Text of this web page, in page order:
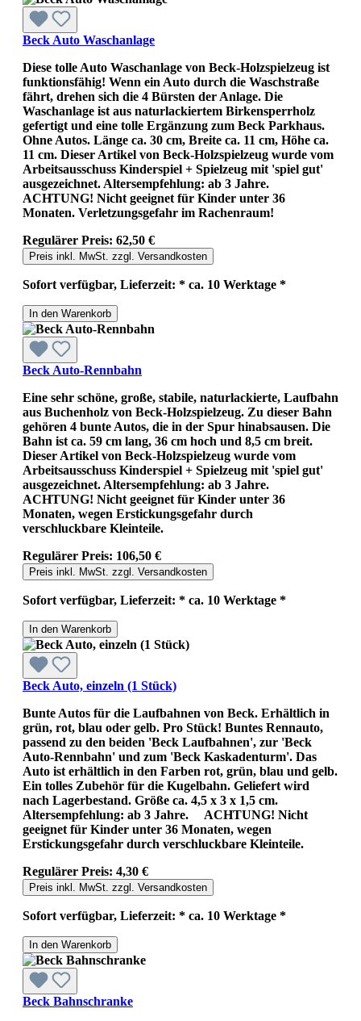
Beck Auto Waschanlage
Diese tolle Auto Waschanlage von Beck-Holzspielzeug ist
funktionsfähig! Wenn ein Auto durch die Waschstraße
fährt, drehen sich die 4 Bürsten der Anlage. Die
Waschanlage ist aus naturlackiertem Birkensperrholz
gefertigt und eine tolle Ergänzung zum Beck Parkhaus.
Ohne Autos. Länge ca. 30 cm, Breite ca. 11 cm, Höhe ca.
11 cm. Dieser Artikel von Beck-Holzspielzeug wurde vom
Arbeitsausschuss Kinderspiel + Spielzeug mit 'spiel gut'
ausgezeichnet. Altersempfehlung: ab 3 Jahre.
ACHTUNG! Nicht geeignet für Kinder unter 36
Monaten. Verletzungsgefahr im Rachenraum!
Regulärer Preis: 62,50 €
Preis inkl. MwSt. zzgl. Versandkosten
Sofort verfügbar, Lieferzeit: * ca. 10 Werktage *
In den Warenkorb
Beck Auto-Rennbahn
Eine sehr schöne, große, stabile, naturlackierte, Laufbahn
aus Buchenholz von Beck-Holzspielzeug. Zu dieser Bahn
gehören 4 bunte Autos, die in der Spur hinabsausen. Die
Bahn ist ca. 59 cm lang, 36 cm hoch und 8,5 cm breit.
Dieser Artikel von Beck-Holzspielzeug wurde vom
Arbeitsausschuss Kinderspiel + Spielzeug mit 'spiel gut'
ausgezeichnet. Altersempfehlung: ab 3 Jahre.
ACHTUNG! Nicht geeignet für Kinder unter 36
Monaten, wegen Erstickungsgefahr durch
verschluckbare Kleinteile.
Regulärer Preis: 106,50 €
Preis inkl. MwSt. zzgl. Versandkosten
Sofort verfügbar, Lieferzeit: * ca. 10 Werktage *
In den Warenkorb
Beck Auto, einzeln (1 Stück)
Bunte Autos für die Laufbahnen von Beck. Erhältlich in
grün, rot, blau oder gelb. Pro Stück! Buntes Rennauto,
passend zu den beiden 'Beck Laufbahnen', zur 'Beck
Auto-Rennbahn' und zum 'Beck Kaskadenturm'. Das
Auto ist erhältlich in den Farben rot, grün, blau und gelb.
Ein tolles Zubehör für die Kugelbahn. Geliefert wird
nach Lagerbestand. Größe ca. 4,5 x 3 x 1,5 cm.
Altersempfehlung: ab 3 Jahre. ACHTUNG! Nicht
geeignet für Kinder unter 36 Monaten, wegen
Erstickungsgefahr durch verschluckbare Kleinteile.
Regulärer Preis: 4,30 €
Preis inkl. MwSt. zzgl. Versandkosten
Sofort verfügbar, Lieferzeit: * ca. 10 Werktage *
In den Warenkorb
Beck Bahnschranke